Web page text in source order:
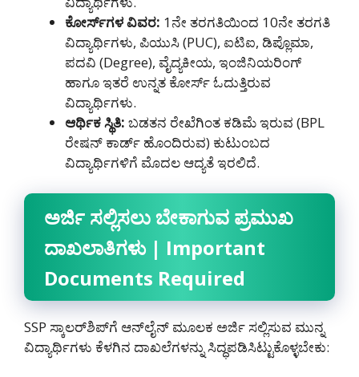
ಕೋರ್ಸ್ಗಳವಿವರ: 1ನೇ ತರಗತಿಯಿಂದ 10ನೇ ತರಗತಿ
ವಿದ್ಯಾರ್ಥಿಗಳು, ಪಿಯುಸಿ (PUC), ಐಟಿಐ, ಡಿಪ್ಲೊಮಾ,
ಪದವಿ (Degree), ವೈದ್ಯಕೀಯ, ಇಂಜಿನಿಯರಿಂಗ್
ಹಾಗೂ ಇತರೆ ಉನ್ನತ ಕೋರ್ಸ್ ಓದುತ್ತಿರುವ
ವಿದ್ಯಾರ್ಥಿಗಳು.
ಆರ್ಥಿಕಸ್ಥಿತಿ: ಬಡತನ ರೇಖೆಗಿಂತ ಕಡಿಮೆ ಇರುವ (BPL
ರೇಷನ್ ಕಾರ್ಡ್ ಹೊಂದಿರುವ) ಕುಟುಂಬದ
ವಿದ್ಯಾರ್ಥಿಗಳಿಗೆ ಮೊದಲ ಆದ್ಯತೆ ಇರಲಿದೆ.
ಅರ್ಜಿ ಸಲ್ಲಿಸಲುಬೇಕಾಗುವ ಪ್ರಮುಖ
ದಾಖಲಾತಿಗಳು | Important
Documents Required
SSP ಸ್ಕಾಲರ್‌ಶಿಪ್‌ಗೆ ಆನ್‌ಲೈನ್ ಮೂಲಕ ಅರ್ಜಿ ಸಲ್ಲಿಸುವ ಮುನ್ನ
ವಿದ್ಯಾರ್ಥಿಗಳು ಕೆಳಗಿನ ದಾಖಲೆಗಳನ್ನು ಸಿದ್ಧಪಡಿಸಿಟ್ಟುಕೊಳ್ಳಬೇಕು: